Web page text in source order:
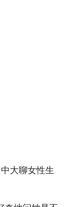
大聊女性生